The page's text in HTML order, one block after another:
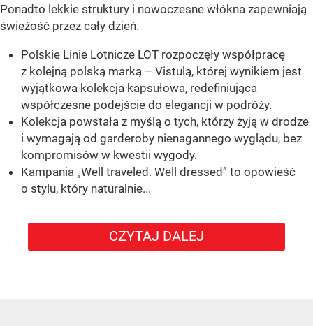
Ponadto lekkie struktury i nowoczesne włókna zapewniają
świeżość przez cały dzień.
Polskie Linie Lotnicze LOT rozpoczęły współpracę
z kolejną polską marką – Vistulą, której wynikiem jest
wyjątkowa kolekcja kapsułowa, redefiniująca
współczesne podejście do elegancji w podróży.
Kolekcja powstała z myślą o tych, którzy żyją w drodze
i wymagają od garderoby nienagannego wyglądu, bez
kompromisów w kwestii wygody.
Kampania „Well traveled. Well dressed” to opowieść
o stylu, który naturalnie...
CZYTAJ DALEJ